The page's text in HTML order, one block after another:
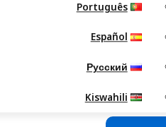
Português
Español
Русский
Kiswahili